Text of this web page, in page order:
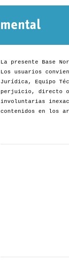
La presente Base
Los usuarios
Jurídica, Equipo
perjuicio, directo o
involuntarias
contenidos en los